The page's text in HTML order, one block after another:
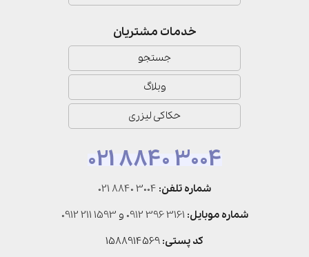
خدمات مشتریان
جستجو
وبلاگ
حکاکی لیزری
021 8840 3004
شماره تلفن: 021 8840 3004
شماره موبایل: 0912 396 3161 و 0912 211 1593
کد پستی: